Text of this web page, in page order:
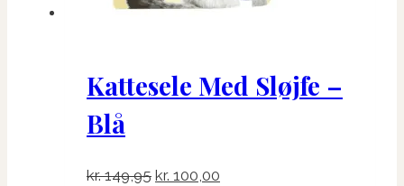
Kattesele Med Sløjfe –
Blå
kr.149,95 Den
kr. 100,00